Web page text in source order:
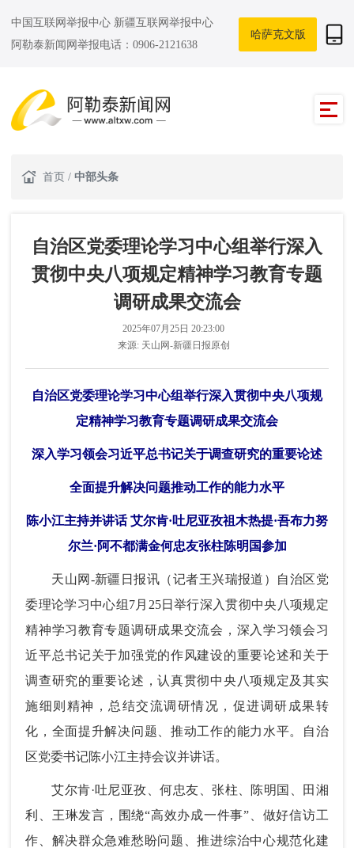
中国互联网举报中心 新疆互联网举报中心
阿勒泰新闻网举报电话：0906-2121638
哈萨克文版
首页 / 中部头条
自治区党委理论学习中心组举行深入
贯彻中央八项规定精神学习教育专题
调研成果交流会
2025年07月25日 20:23:00
来源: 天山网-新疆日报原创
自治区党委理论学习中心组举行深入贯彻中央八项规
定精神学习教育专题调研成果交流会
深入学习领会习近平总书记关于调查研究的重要论述
全面提升解决问题推动工作的能力水平
陈小江主持并讲话 艾尔肯·吐尼亚孜祖木热提·吾布力努
尔兰·阿不都满金何忠友张柱陈明国参加
天山网-新疆日报讯（记者王兴瑞报道）自治区党
委理论学习中心组7月25日举行深入贯彻中央八项规定
精神学习教育专题调研成果交流会，深入学习领会习
近平总书记关于加强党的作风建设的重要论述和关于
调查研究的重要论述，认真贯彻中央八项规定及其实
施细则精神，总结交流调研情况，促进调研成果转
化，全面提升解决问题、推动工作的能力水平。自治
区党委书记陈小江主持会议并讲话。
艾尔肯·吐尼亚孜、何忠友、张柱、陈明国、田湘
利、王琳发言，围绕“高效办成一件事”、做好信访工
作、解决群众急难愁盼问题、推进综治中心规范化建